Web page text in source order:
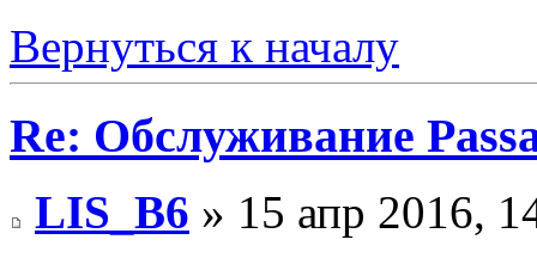
Вернуться к началу
Re: Обслуживание
LIS_B6 » 15 апр 2016,